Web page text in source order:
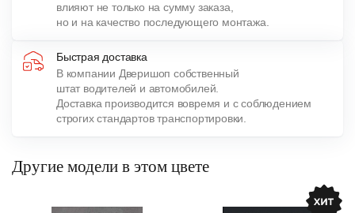
влияют не только на сумму заказа,
но и на качество последующего монтажа.
Быстрая доставка
В компании Дверишоп собственный
штат водителей и автомобилей.
Доставка производится вовремя и с соблюдением
строгих стандартов транспортировки.
Другие модели в этом цвете